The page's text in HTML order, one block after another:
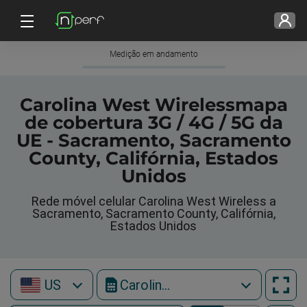
Medição em andamento
Carolina West Wirelessmapa
de cobertura 3G / 4G / 5G da
UE - Sacramento, Sacramento
County, Califórnia, Estados
Unidos
Rede móvel celular Carolina West Wireless a
Sacramento, Sacramento County, Califórnia,
Estados Unidos
US Carolina West Wireless